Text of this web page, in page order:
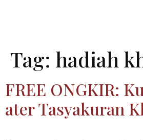
Tag: hadiah
FREE ONGKIR:
ater Tasyakuran